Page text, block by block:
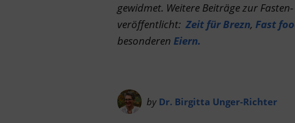
gewidmet. Weitere Beiträge zur
veröffentlicht:Zeit für Brezn, Fast
besonderen Eiern.
by Dr. Birgitta Unger-Richter